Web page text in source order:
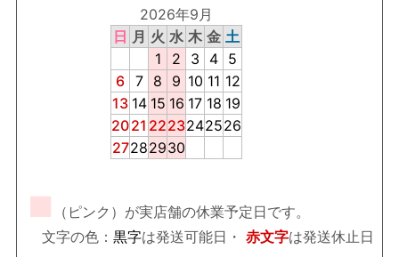
2026年9月
日 月 火 水 木 金 土
1
2 3 4 5
6 7 8 9 10 11 12
13 14 15 16 17 18 19
2021 2223242526
27282930
■
（ピンク）が実店舗の休業予定日です。
文字の色： 黒字は発送可能日・ 赤文字は発送休止日